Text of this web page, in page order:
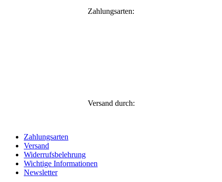
Zahlungsarten:
Versand durch:
Zahlungsarten
Versand
Widerrufsbelehrung
Wichtige Informationen
Newsletter